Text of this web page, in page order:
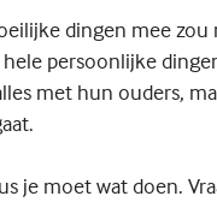
dingen mee
persoonlijke
met hun ouders,
je moet wat doen.